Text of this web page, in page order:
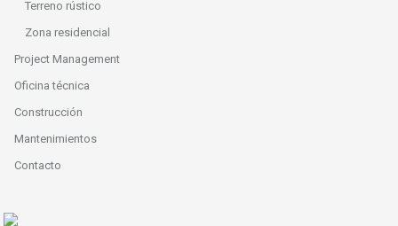
Terreno rústico
Zona residencial
Project Management
Oficina técnica
Construcción
Mantenimientos
Contacto